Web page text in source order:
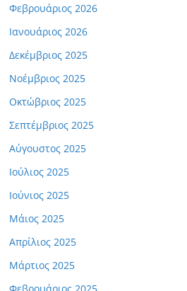
Φεβρουάριος 2026
Ιανουάριος 2026
Δεκέμβριος 2025
Νοέμβριος 2025
Οκτώβριος 2025
Σεπτέμβριος 2025
Αύγουστος 2025
Ιούλιος 2025
Ιούνιος 2025
Μάιος 2025
Απρίλιος 2025
Μάρτιος 2025
Φεβρουάριος 2025